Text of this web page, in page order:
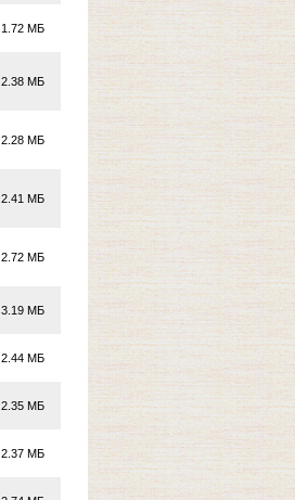
1.72 МБ
2.38 МБ
2.28 МБ
2.41 МБ
2.72 МБ
3.19 МБ
2.44 МБ
2.35 МБ
2.37 МБ